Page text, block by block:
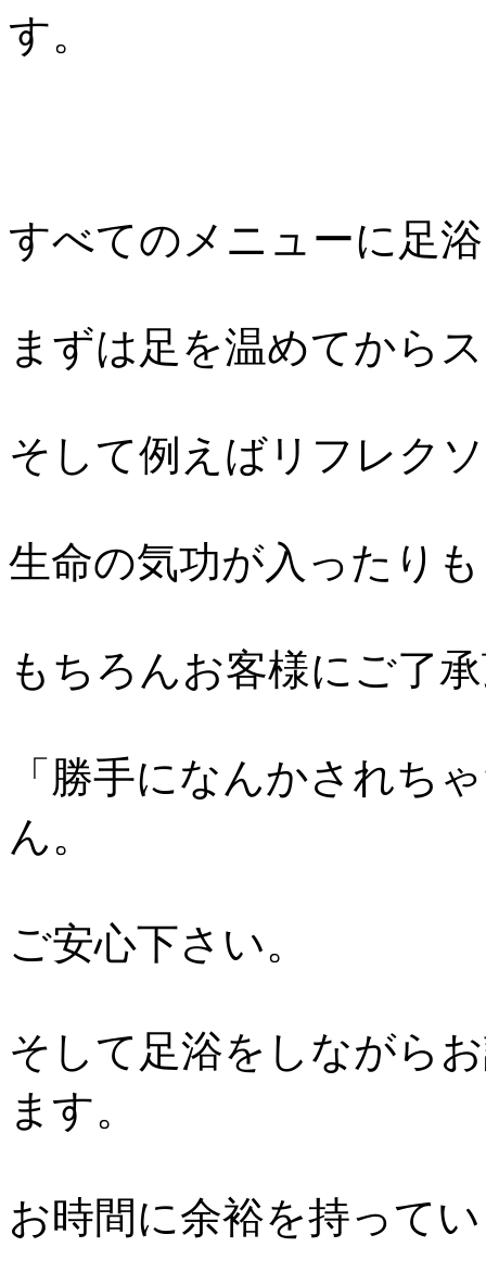
す。
すべてのメニューに足
まずは足を温めてから
そして例えばリフレク
生命の気功が入ったり
もちろんお客様にご了
「勝手になんかされち
ん。
ご安心下さい。
そして足浴をしながら
ます。
お時間に余裕を持って